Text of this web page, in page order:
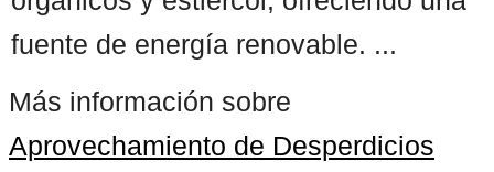
fuente de energía renovable. ...
Más información sobre
Aprovechamiento de Desperdicios